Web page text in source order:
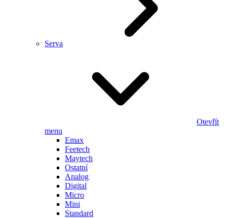
Serva
Otevřít
menu
Emax
Feetech
Maytech
Ostatní
Analog
Digital
Micro
Mini
Standard